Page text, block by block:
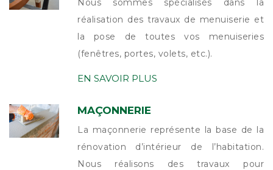
Nous sommes spécialisés dans la
réalisation des travaux de menuiserie et
la pose de toutes vos menuiseries
(fenêtres, portes, volets, etc.).
EN SAVOIR PLUS
MAÇONNERIE
La maçonnerie représente la base de la
rénovation d’intérieur de l’habitation.
Nous réalisons des travaux pour